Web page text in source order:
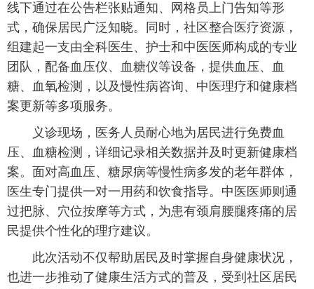
线下通过在公告栏张贴通知、网格员上门告知等形
式，确保居民广泛知晓。同时，社区整合医疗资源，
组建起一支由全科医生、护士和中医医师构成的专业
团队，配备血压仪、血糖仪等设备，提供血压、血
糖、血氧检测，以及慢性病咨询、中医理疗和健康档
案更新等多项服务。
义诊现场，医务人员耐心地为居民进行免费血
压、血糖检测，详细记录相关数据并及时更新健康档
案。面对高血压、糖尿病等慢性病多发的老年群体，
医生专门提供一对一用药和饮食指导。中医医师则通
过把脉、穴位按摩等方式，为患有颈肩腰腿疼痛的居
民提供个性化的理疗建议。
此次活动不仅帮助居民及时掌握自身健康状况，
也进一步推动了健康生活方式的普及，受到社区居民